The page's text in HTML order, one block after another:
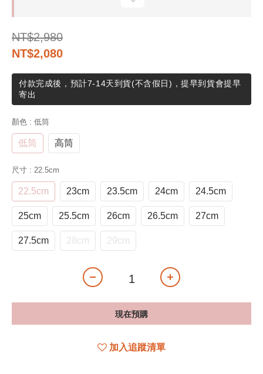
NT$2,980
NT$2,080
付款完成後，預計7-14天到貨(不含假日)，提早到貨會提早
寄出
顏色 : 低筒
低筒 高筒
尺寸 : 22.5cm
22.5cm 23cm 23.5cm 24cm 24.5cm
25cm 25.5cm 26cm 26.5cm 27cm
27.5cm 28cm 29cm
現在預購
加入追蹤清單